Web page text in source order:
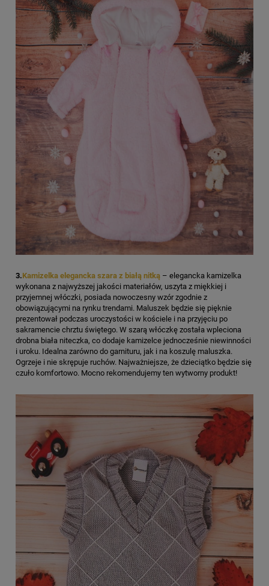
3.Kamizelka elegancka szara z białą nitką – elegancka kamizelka
wykonana z najwyższej jakości materiałów, uszyta z miękkiej i
przyjemnej włóczki, posiada nowoczesny wzór zgodnie z
obowiązującymi na rynku trendami. Maluszek będzie się pięknie
prezentował podczas uroczystości w kościele i na przyjęciu po
sakramencie chrztu świętego. W szarą włóczkę została wpleciona
drobna biała niteczka, co dodaje kamizelce jednocześnie niewinności
i uroku. Idealna zarówno do garnituru, jak i na koszulę maluszka.
Ogrzeje i nie skrępuje ruchów. Najważniejsze, że dzieciątko będzie się
czuło komfortowo. Mocno rekomendujemy ten wytworny produkt!